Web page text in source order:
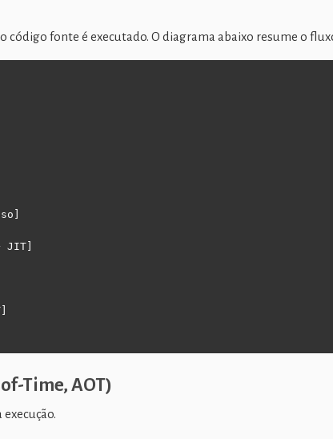
fonte é executado. O diagrama abaixo resume o
JIT]
Time, AOT)
execução.